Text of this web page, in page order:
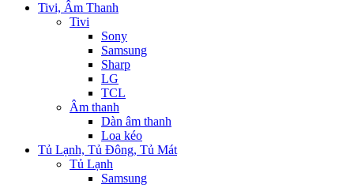
Tivi, Âm Thanh
Tivi
Sony
Samsung
Sharp
LG
TCL
Âm thanh
Dàn âm thanh
Loa kéo
Tủ Lạnh, Tủ Đông, Tủ Mát
Tủ Lạnh
Samsung